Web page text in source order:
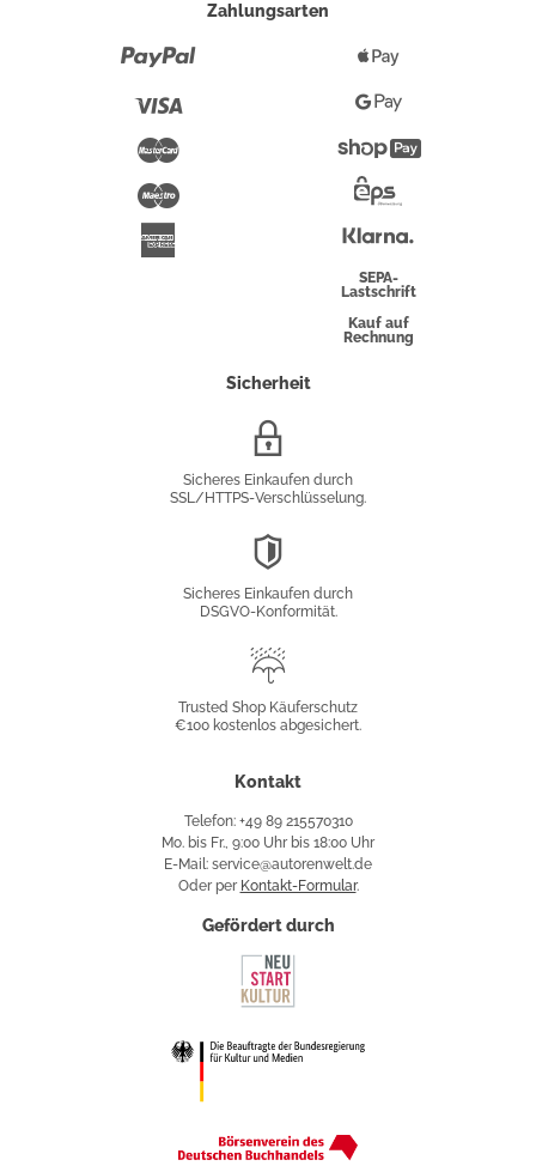
Zahlungsarten
Maestro
Pay
Google
Pay
Überweisung
SEPA-
Lastschrift
Kauf auf
Rechnung
Sicherheit
Sicheres Einkaufen durch
SSL/HTTPS-Verschlüsselung.
Sicheres Einkaufen durch
DSGVO-Konformität.
Käuferschutz
Trusted Shop Käuferschutz
€100 kostenlos abgesichert.
Kontakt
Telefon: +49 89 215570310
Mo. bis Fr., 9:00 Uhr bis 18:00 Uhr
E-Mail: service@autorenwelt.de
Oder per Kontakt-Formular.
Gefördert durch